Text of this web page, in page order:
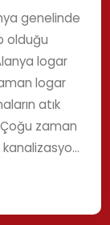
genelinde
logar
logar
atık
zaman